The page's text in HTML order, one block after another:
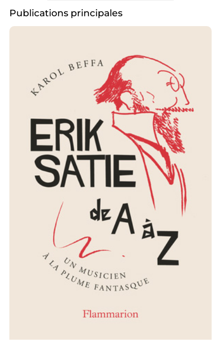
Publications principales